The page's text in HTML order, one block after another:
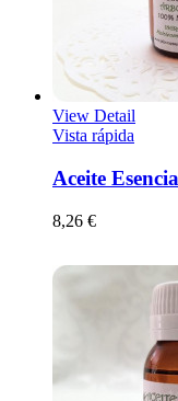
View Detail
Vista rápida
Aceite
8,26 €